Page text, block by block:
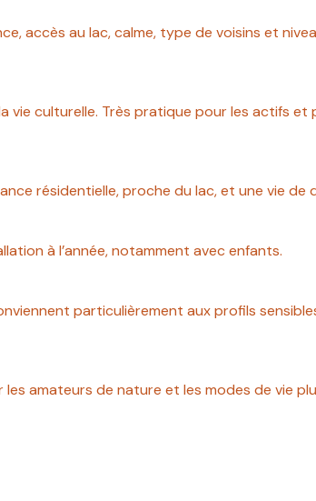
accès au lac, calme, type de voisins et
culturelle. Très pratique pour les actifs et
résidentielle, proche du lac, et une vie de
à l’année, notamment avec enfants.
particulièrement aux profils
amateurs de nature et les modes de vie